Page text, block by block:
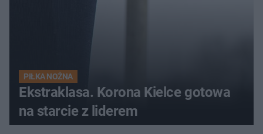
PIŁKA NOŻNA
Ekstraklasa. Korona Kielce gotowa
na starcie z liderem